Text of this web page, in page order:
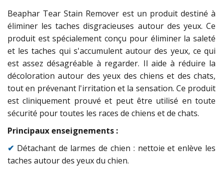
Beaphar Tear Stain Remover est un produit destiné à
éliminer les taches disgracieuses autour des yeux. Ce
produit est spécialement conçu pour éliminer la saleté
et les taches qui s'accumulent autour des yeux, ce qui
est assez désagréable à regarder. Il aide à réduire la
décoloration autour des yeux des chiens et des chats,
tout en prévenant l'irritation et la sensation. Ce produit
est cliniquement prouvé et peut être utilisé en toute
sécurité pour toutes les races de chiens et de chats.
Principaux enseignements :
✔ Détachant de larmes de chien : nettoie et enlève les
taches autour des yeux du chien.